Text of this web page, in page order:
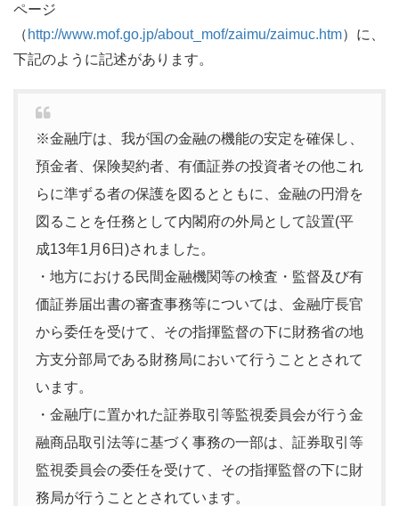
ページ
（ http://www.mof.go.jp/about_mof/zaimu/zaimuc.htm）に、
下記のように記述があります。
※金融庁は、我が国の金融の機能の安定を確保し、
預金者、保険契約者、有価証券の投資者その他これ
らに準ずる者の保護を図るとともに、金融の円滑を
図ることを任務として内閣府の外局として設置(平
成13年1月6日)されました。
・地方における民間金融機関等の検査・監督及び有
価証券届出書の審査事務等については、金融庁長官
から委任を受けて、その指揮監督の下に財務省の地
方支分部局である財務局において行うこととされて
います。
・金融庁に置かれた証券取引等監視委員会が行う金
融商品取引法等に基づく事務の一部は、証券取引等
監視委員会の委任を受けて、その指揮監督の下に財
務局が行うこととされています。